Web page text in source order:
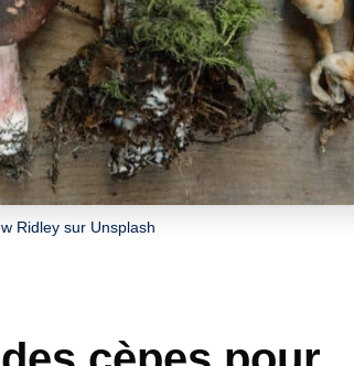
Ridley sur Unsplash